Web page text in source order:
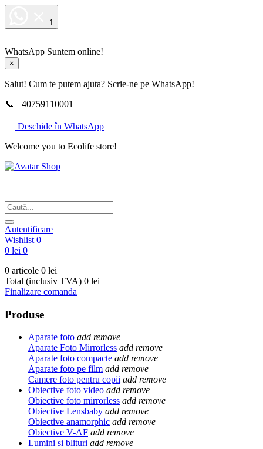
1
WhatsApp Suntem online!
×
Salut! Cum te putem ajuta? Scrie-ne pe WhatsApp!
📞 +40759110001
Deschide în WhatsApp
Welcome you to Ecolife store!
Autentificare
Wishlist 0
0 lei 0
0 articole 0 lei
Total (inclusiv TVA) 0 lei
Finalizare comanda
Produse
Aparate foto add remove
Aparate Foto Mirrorless add remove
Aparate foto compacte add remove
Aparate foto pe film add remove
Camere foto pentru copii add remove
Obiective foto video add remove
Obiective foto mirrorless add remove
Obiective Lensbaby add remove
Obiective anamorphic add remove
Obiective V-AF add remove
Lumini si blituri add remove